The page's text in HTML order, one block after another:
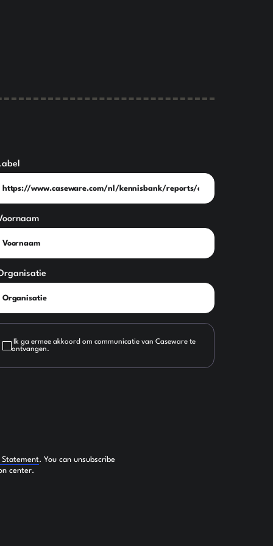
Ik ga ermee akkoord om communicatie van Caseware te
ontvangen.
Statement. You can unsubscribe
center.